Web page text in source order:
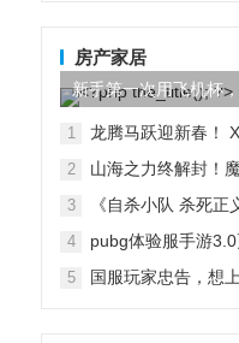
房产家居
新手第一次用飞机杯
回不去了！
1
龙腾马跃迎新春！
App
2
山海之力终解封！
3
《自杀小队 杀死正
4
pubg体验服手游
5
国服玩家忠告，想